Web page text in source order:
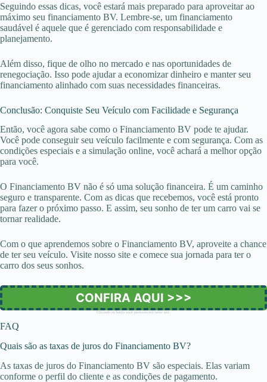
Seguindo essas dicas, você estará mais preparado para aproveitar ao
máximo seu financiamento BV. Lembre-se, um financiamento
saudável é aquele que é gerenciado com responsabilidade e
planejamento.
Além disso, fique de olho no mercado e nas oportunidades de
renegociação. Isso pode ajudar a economizar dinheiro e manter seu
financiamento alinhado com suas necessidades financeiras.
Conclusão: Conquiste Seu Veículo com Facilidade e Segurança
Então, você agora sabe como o Financiamento BV pode te ajudar.
Você pode conseguir seu veículo facilmente e com segurança. Com as
condições especiais e a simulação online, você achará a melhor opção
para você.
O Financiamento BV não é só uma solução financeira. É um caminho
seguro e transparente. Com as dicas que recebemos, você está pronto
para fazer o próximo passo. E assim, seu sonho de ter um carro vai se
tornar realidade.
Com o que aprendemos sobre o Financiamento BV, aproveite a chance
de ter seu veículo. Visite nosso site e comece sua jornada para ter o
carro dos seus sonhos.
CONFIRA AQUI >>>
Clicando no botão você permanecerá neste site.
FAQ
Quais são as taxas de juros do Financiamento BV?
As taxas de juros do Financiamento BV são especiais. Elas variam
conforme o perfil do cliente e as condições de pagamento.